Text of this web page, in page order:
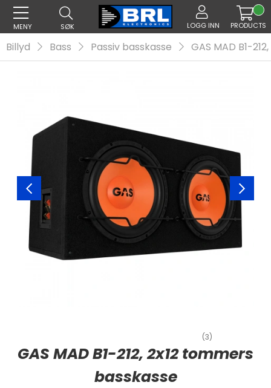
MENY SØK LOGG INN PRODUCTS
Billyd Bass Passiv basskasse GAS MAD B1-
(3)
GAS MAD B1-212, 2x12 tommers
basskasse